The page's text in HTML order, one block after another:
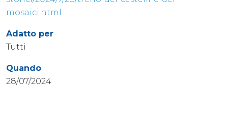
mosaici.html
Adatto per
Tutti
Quando
28/07/2024